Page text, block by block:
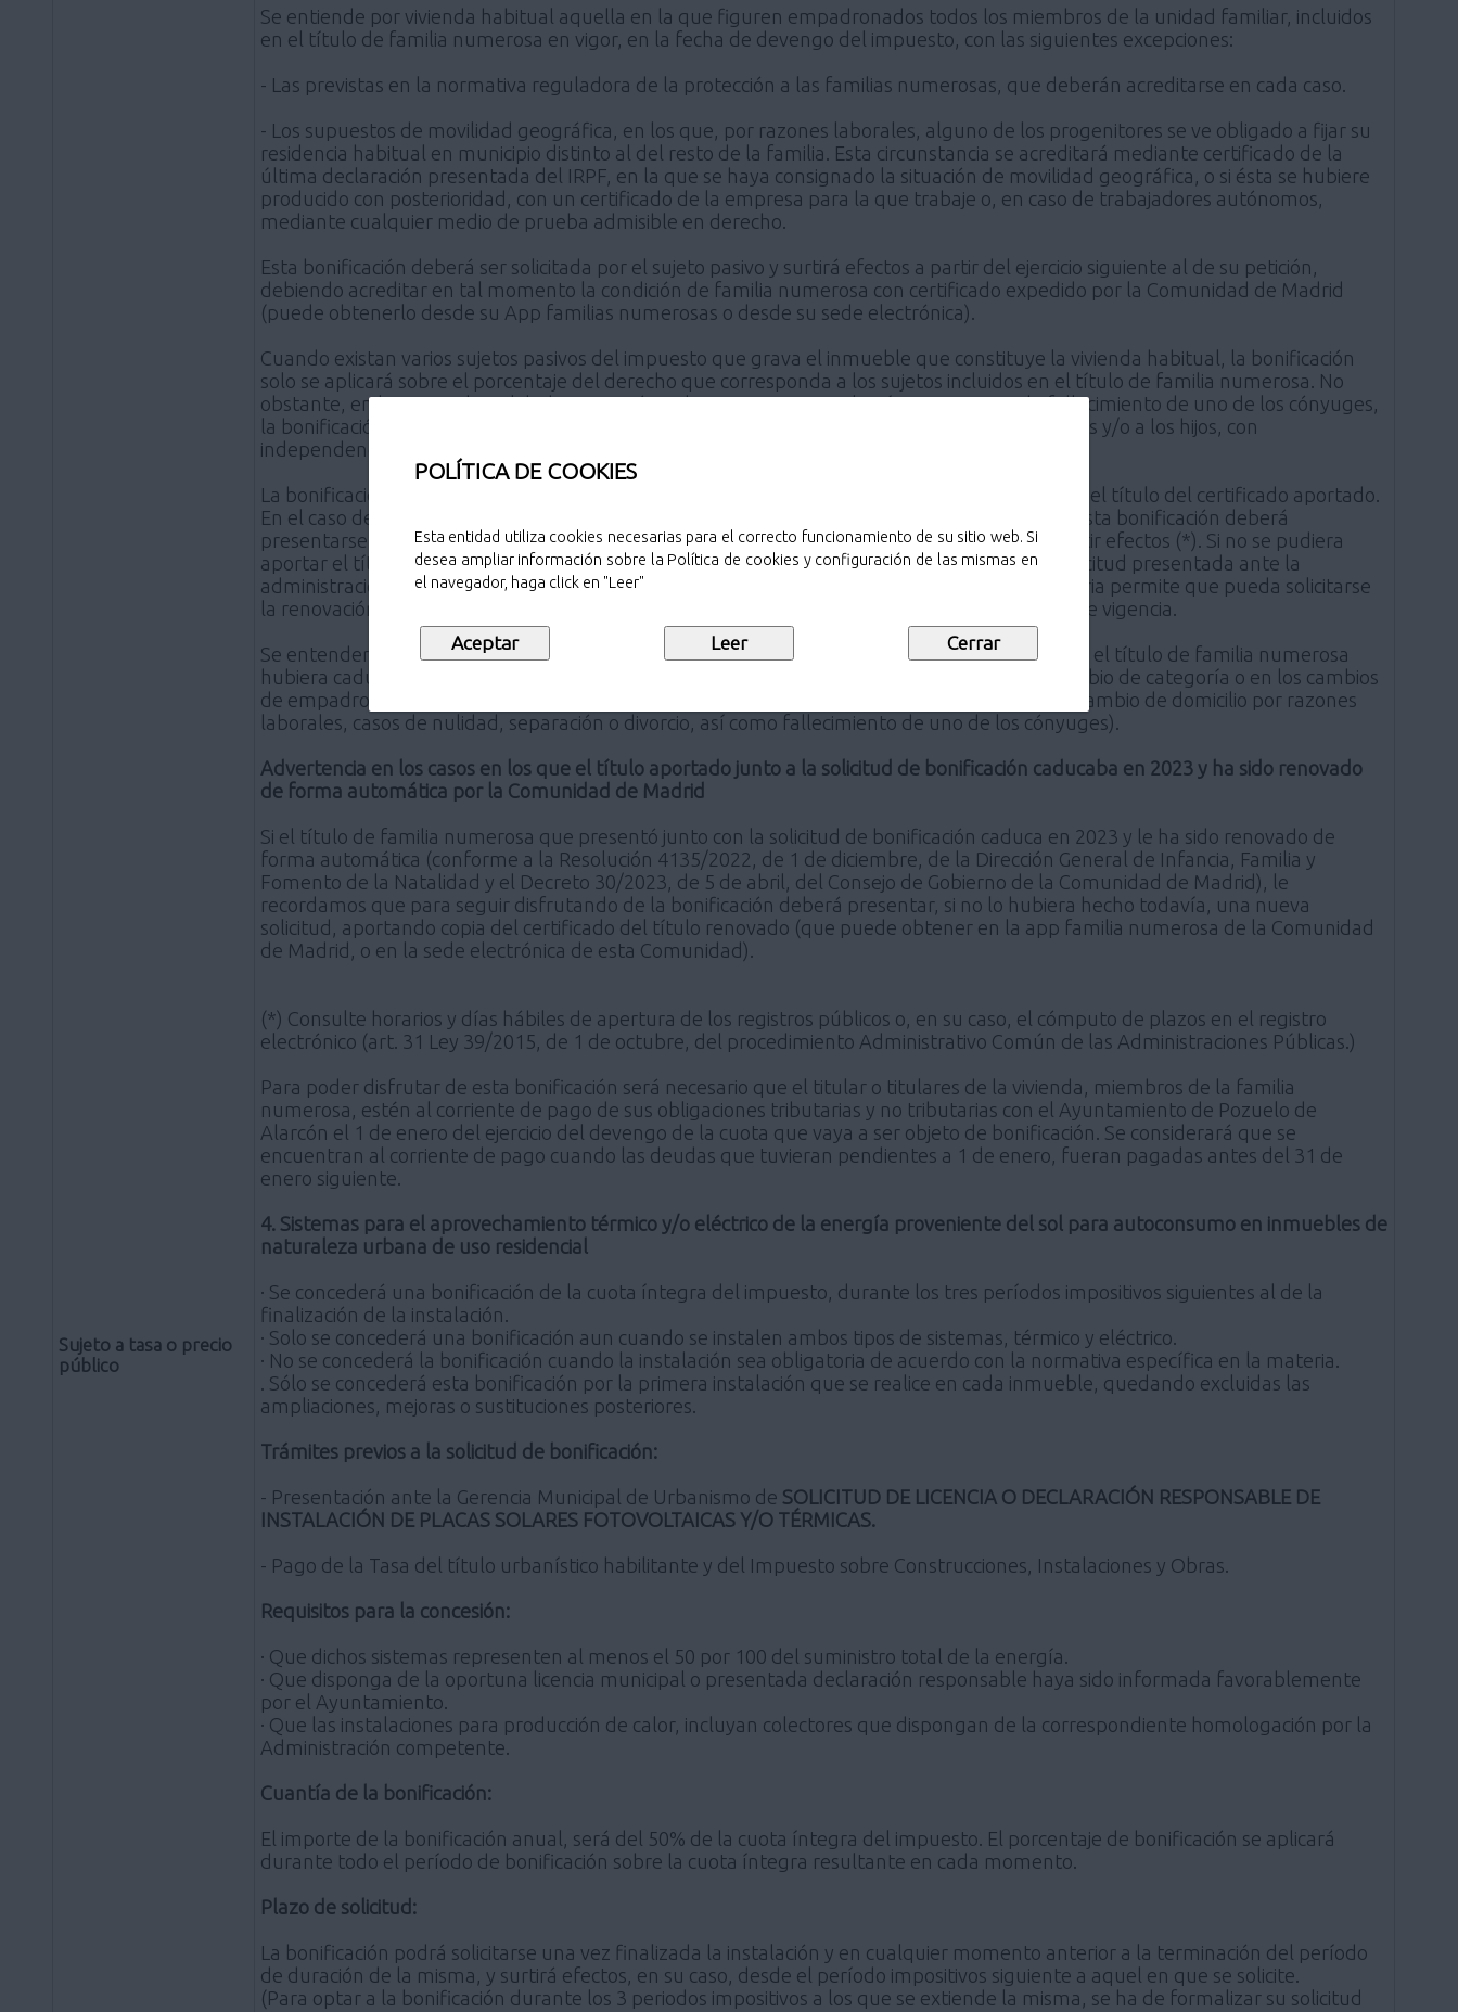
POLÍTICA DE COOKIES
Esta entidad utiliza cookies necesarias para el correcto funcionamiento de su sitio web. Si
desea ampliar información sobre la Política de cookies y configuración de las mismas en
el navegador, haga click en "Leer"
Sujeto a tasa o precio
público
Se entiende por vivienda habitual aquella en la que figuren empadronados todos los miembros de la unidad familiar, incluidos
en el título de familia numerosa en vigor, en la fecha de devengo del impuesto, con las siguientes excepciones:
- Las previstas en la normativa reguladora de la protección a las familias numerosas, que deberán acreditarse en cada caso.
- Los supuestos de movilidad geográfica, en los que, por razones laborales, alguno de los progenitores se ve obligado a fijar su
residencia habitual en municipio distinto al del resto de la familia. Esta circunstancia se acreditará mediante certificado de la
última declaración presentada del IRPF, en la que se haya consignado la situación de movilidad geográfica, o si ésta se hubiere
producido con posterioridad, con un certificado de la empresa para la que trabaje o, en caso de trabajadores autónomos,
mediante cualquier medio de prueba admisible en derecho.
Esta bonificación deberá ser solicitada por el sujeto pasivo y surtirá efectos a partir del ejercicio siguiente al de su petición,
debiendo acreditar en tal momento la condición de familia numerosa con certificado expedido por la Comunidad de Madrid
(puede obtenerlo desde su App familias numerosas o desde su sede electrónica).
Cuando existan varios sujetos pasivos del impuesto que grava el inmueble que constituye la vivienda habitual, la bonificación
solo se aplicará sobre el porcentaje del derecho que corresponda a los sujetos incluidos en el título de familia numerosa. No
obstante, en los casos de nulidad, separación o divorcio matrimonial, así como en caso de fallecimiento de uno de los cónyuges,
la bonificación se aplicará sobre la totalidad del porcentaje que corresponda a ambos cónyuges y/o a los hijos, con
independencia de cuál de ellos se encuentre incluido en dicho título.
La bonificación se concederá hasta el ejercicio de la fecha de validez o caducidad que figure en el título del certificado aportado.
En el caso de que se produzca alguna variación en los requisitos necesarios para disfrutar de esta bonificación deberá
presentarse una nueva solicitud de bonificación antes del 1 de enero del año en que deba surtir efectos (*). Si no se pudiera
aportar el título renovado, por no haber sido aún emitido, se admitirá como justificante, la solicitud presentada ante la
administración debidamente registrada. Se recuerda que la normativa reguladora de la materia permite que pueda solicitarse
la renovación del título de familia en los tres meses anteriores a la finalización de su período de vigencia.
Se entenderá que se han producido variaciones, entre otros supuestos, en aquellos en los que el título de familia numerosa
hubiera caducado, en los supuestos de cambio de domicilio, así como en los supuestos de cambio de categoría o en los cambios
de empadronamiento que constituyan alguna de las excepciones señaladas anteriormente (cambio de domicilio por razones
laborales, casos de nulidad, separación o divorcio, así como fallecimiento de uno de los cónyuges).
Advertencia en los casos en los que el título aportado junto a la solicitud de bonificación caducaba en 2023 y ha sido renovado
de forma automática por la Comunidad de Madrid
Si el título de familia numerosa que presentó junto con la solicitud de bonificación caduca en 2023 y le ha sido renovado de
forma automática (conforme a la Resolución 4135/2022, de 1 de diciembre, de la Dirección General de Infancia, Familia y
Fomento de la Natalidad y el Decreto 30/2023, de 5 de abril, del Consejo de Gobierno de la Comunidad de Madrid), le
recordamos que para seguir disfrutando de la bonificación deberá presentar, si no lo hubiera hecho todavía, una nueva
solicitud, aportando copia del certificado del título renovado (que puede obtener en la app familia numerosa de la Comunidad
de Madrid, o en la sede electrónica de esta Comunidad).
(*) Consulte horarios y días hábiles de apertura de los registros públicos o, en su caso, el cómputo de plazos en el registro
electrónico (art. 31 Ley 39/2015, de 1 de octubre, del procedimiento Administrativo Común de las Administraciones Públicas.)
Para poder disfrutar de esta bonificación será necesario que el titular o titulares de la vivienda, miembros de la familia
numerosa, estén al corriente de pago de sus obligaciones tributarias y no tributarias con el Ayuntamiento de Pozuelo de
Alarcón el 1 de enero del ejercicio del devengo de la cuota que vaya a ser objeto de bonificación. Se considerará que se
encuentran al corriente de pago cuando las deudas que tuvieran pendientes a 1 de enero, fueran pagadas antes del 31 de
enero siguiente.
4. Sistemas para el aprovechamiento térmico y/o eléctrico de la energía proveniente del sol para autoconsumo en inmuebles de
naturaleza urbana de uso residencial
· Se concederá una bonificación de la cuota íntegra del impuesto, durante los tres períodos impositivos siguientes al de la
finalización de la instalación.
· Solo se concederá una bonificación aun cuando se instalen ambos tipos de sistemas, térmico y eléctrico.
· No se concederá la bonificación cuando la instalación sea obligatoria de acuerdo con la normativa específica en la materia.
. Sólo se concederá esta bonificación por la primera instalación que se realice en cada inmueble, quedando excluidas las
ampliaciones, mejoras o sustituciones posteriores.
Trámites previos a la solicitud de bonificación:
- Presentación ante la Gerencia Municipal de Urbanismo de SOLICITUD DE LICENCIA O DECLARACIÓN RESPONSABLE DE
INSTALACIÓN DE PLACAS SOLARES FOTOVOLTAICAS Y/O TÉRMICAS.
- Pago de la Tasa del título urbanístico habilitante y del Impuesto sobre Construcciones, Instalaciones y Obras.
Requisitos para la concesión:
· Que dichos sistemas representen al menos el 50 por 100 del suministro total de la energía.
· Que disponga de la oportuna licencia municipal o presentada declaración responsable haya sido informada favorablemente
por el Ayuntamiento.
· Que las instalaciones para producción de calor, incluyan colectores que dispongan de la correspondiente homologación por la
Administración competente.
Cuantía de la bonificación:
El importe de la bonificación anual, será del 50% de la cuota íntegra del impuesto. El porcentaje de bonificación se aplicará
durante todo el período de bonificación sobre la cuota íntegra resultante en cada momento.
Plazo de solicitud:
La bonificación podrá solicitarse una vez finalizada la instalación y en cualquier momento anterior a la terminación del período
de duración de la misma, y surtirá efectos, en su caso, desde el período impositivos siguiente a aquel en que se solicite.
(Para optar a la bonificación durante los 3 periodos impositivos a los que se extiende la misma, se ha de formalizar su solicitud